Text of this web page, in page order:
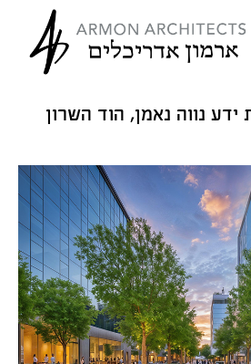
נווה נאמן, הוד השרון